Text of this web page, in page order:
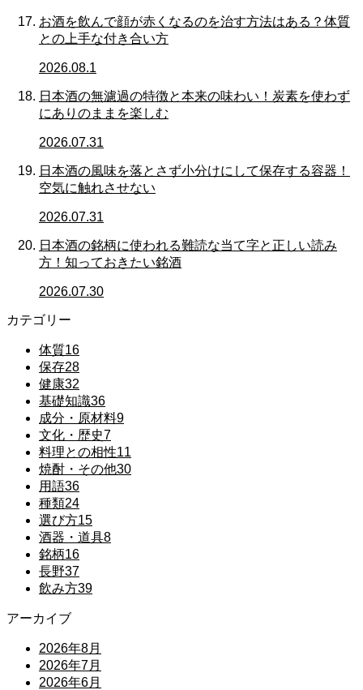
お酒を飲んで顔が赤くなるのを治す方法はある？体質
との上手な付き合い方
2026.08.1
日本酒の無濾過の特徴と本来の味わい！炭素を使わず
にありのままを楽しむ
2026.07.31
日本酒の風味を落とさず小分けにして保存する容器！
空気に触れさせない
2026.07.31
日本酒の銘柄に使われる難読な当て字と正しい読み
方！知っておきたい銘酒
2026.07.30
カテゴリー
体質16
保存28
健康32
基礎知識36
成分・原材料9
文化・歴史7
料理との相性11
焼酎・その他30
用語36
種類24
選び方15
酒器・道具8
銘柄16
長野37
飲み方39
アーカイブ
2026年8月
2026年7月
2026年6月